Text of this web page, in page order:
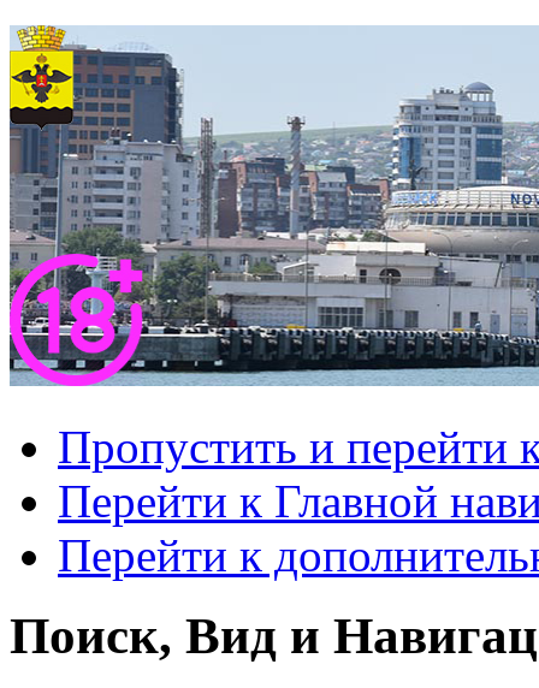
Пропустить и перейти
Перейти к Главной
Перейти к
Поиск, Вид и